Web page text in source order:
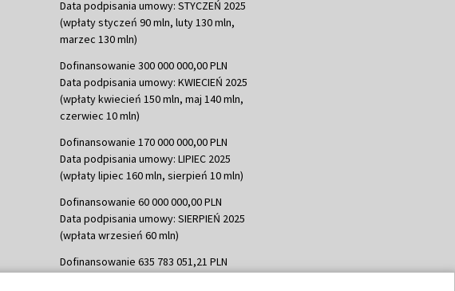
Data podpisania umowy: STYCZEŃ 2025
(wpłaty styczeń 90 mln, luty 130 mln,
marzec 130 mln)
Dofinansowanie 300 000 000,00 PLN
Data podpisania umowy: KWIECIEŃ 2025
(wpłaty kwiecień 150 mln, maj 140 mln,
czerwiec 10 mln)
Dofinansowanie 170 000 000,00 PLN
Data podpisania umowy: LIPIEC 2025
(wpłaty lipiec 160 mln, sierpień 10 mln)
Dofinansowanie 60 000 000,00 PLN
Data podpisania umowy: SIERPIEŃ 2025
(wpłata wrzesień 60 mln)
Dofinansowanie 635 783 051,21 PLN